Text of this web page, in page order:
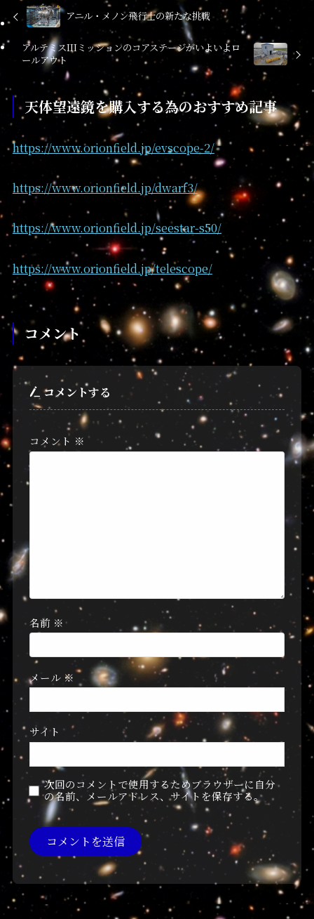
アニル・メノン飛行士の新たな挑戦
アルテミスIIIミッションのコアステージがいよいよロ
ールアウト
天体望遠鏡を購入する為のおすすめ記事
https://www.orionfield.jp/evscope-2/
https://www.orionfield.jp/dwarf3/
https://www.orionfield.jp/seestar-s50/
https://www.orionfield.jp/telescope/
コメント
コメントする
コメント ※
名前 ※
メール ※
サイト
次回のコメントで使用するためブラウザーに自分
の名前、メールアドレス、サイトを保存する。